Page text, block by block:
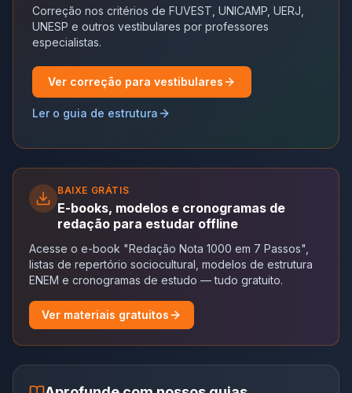
Correção nos critérios de FUVEST, UNICAMP, UERJ,
UNESP e outros vestibulares por professores
especialistas.
Ver correção para vestibulares
Ler o guia de estrutura
BAIXE GRÁTIS
E-books, modelos e cronogramas de
redação para estudar offline
Acesse o e-book "Redação Nota 1000 em 7 Passos",
listas de repertório sociocultural, modelos de estrutura
ENEM e cronogramas de estudo — tudo gratuito.
Ver materiais gratuitos